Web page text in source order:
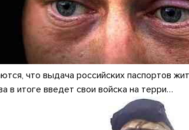
что выдача российских паспортов
в итоге введет свои войска на терри…